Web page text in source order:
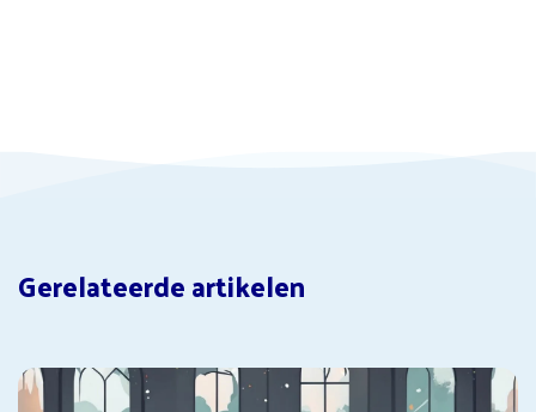
Gerelateerde artikelen